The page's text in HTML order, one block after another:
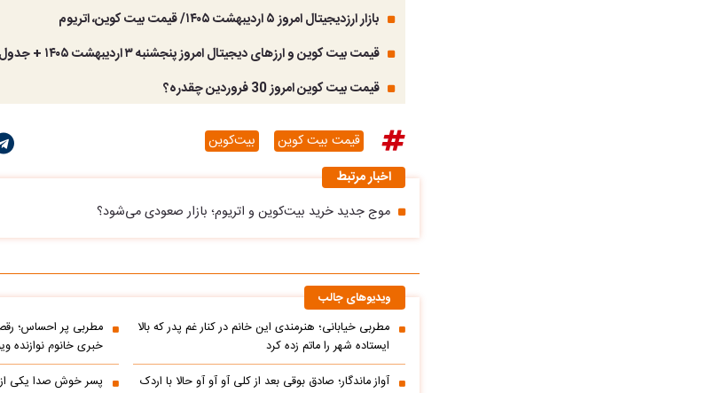
بازار ارزدیجیتال امروز ۵ اردیبهشت ۱۴۰۵/ قیمت بیت کوین، اتریوم
قیمت بیت کوین و ارز‌های دیجیتال امروز پنجشنبه ۳ اردیبهشت ۱۴۰۵ + جدول
قیمت بیت کوین امروز 30 فروردین چقدره؟
قیمت بیت کوین
بیت‌کوین
اخبار مرتبط
موج جدید خرید بیت‌کوین و اتریوم؛ بازار صعودی می‌شود؟
ویدیوهای جالب
مطربی خیابانی؛ هنرمندی این خانم در کنار غم پدر که بالا
ایستاده شهر را ماتم زده کرد
مطربی پر احساس؛
خبری خانوم نوازنده
آواز ماندگار؛ صادق بوقی بعد از کلی آو آو آو حالا با اردک
پسر خوش صدا یکی